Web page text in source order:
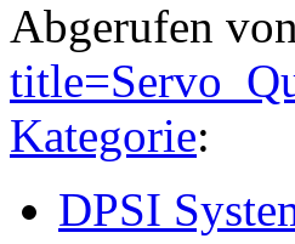
Abgerufen
Kategorie:
DPSI